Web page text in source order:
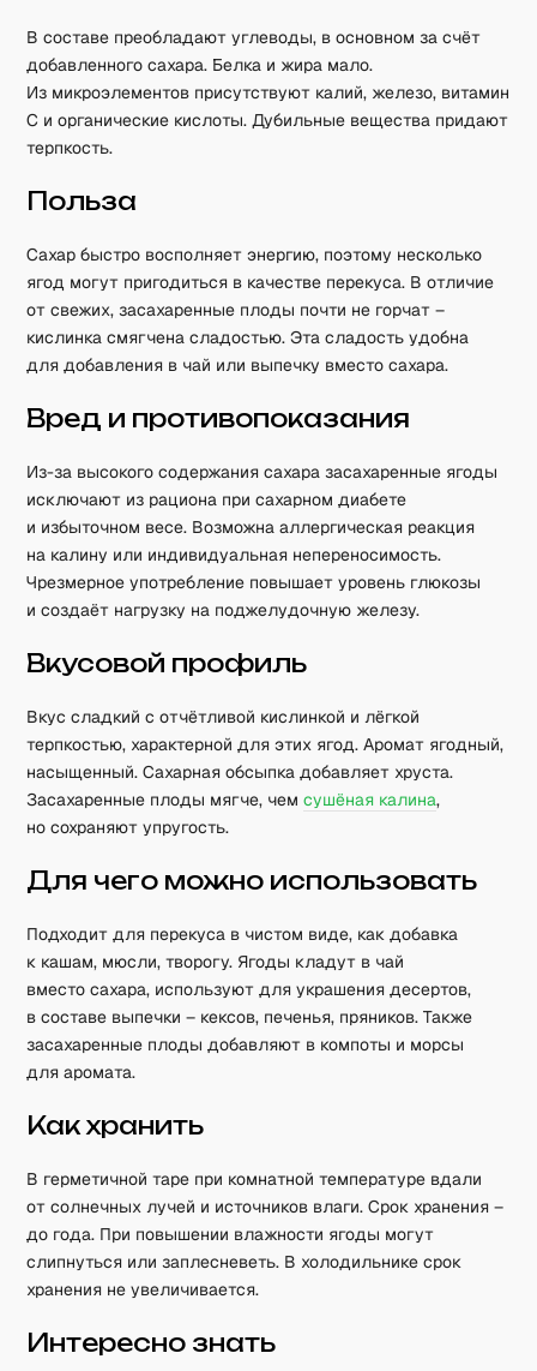
В составе преобладают углеводы, в основном за счёт
добавленного сахара. Белка и жира мало.
Из микроэлементов присутствуют калий, железо, витамин
C и органические кислоты. Дубильные вещества придают
терпкость.
Польза
Сахар быстро восполняет энергию, поэтому несколько
ягод могут пригодиться в качестве перекуса. В отличие
от свежих, засахаренные плоды почти не горчат –
кислинка смягчена сладостью. Эта сладость удобна
для добавления в чай или выпечку вместо сахара.
Вред и противопоказания
Из-за высокого содержания сахара засахаренные ягоды
исключают из рациона при сахарном диабете
и избыточном весе. Возможна аллергическая реакция
на калину или индивидуальная непереносимость.
Чрезмерное употребление повышает уровень глюкозы
и создаёт нагрузку на поджелудочную железу.
Вкусовой профиль
Вкус сладкий с отчётливой кислинкой и лёгкой
терпкостью, характерной для этих ягод. Аромат ягодный,
насыщенный. Сахарная обсыпка добавляет хруста.
Засахаренные плоды мягче, чемсушёная калина,
но сохраняют упругость.
Для чего можно использовать
Подходит для перекуса в чистом виде, как добавка
к кашам, мюсли, творогу. Ягоды кладут в чай
вместо сахара, используют для украшения десертов,
в составе выпечки – кексов, печенья, пряников. Также
засахаренные плоды добавляют в компоты и морсы
для аромата.
Как хранить
В герметичной таре при комнатной температуре вдали
от солнечных лучей и источников влаги. Срок хранения –
до года. При повышении влажности ягоды могут
слипнуться или заплесневеть. В холодильнике срок
хранения не увеличивается.
Интересно знать